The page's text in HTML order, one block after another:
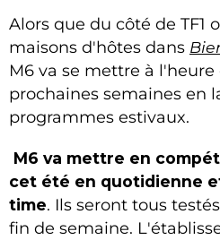
Alors que du côté de TF1
maisons d'hôtes dans
M6 va se mettre à
prochaines semaines en
programmes estivaux.
M6 va mettre en
cet été en quotidienne
time. Ils seront tous
fin de semaine.